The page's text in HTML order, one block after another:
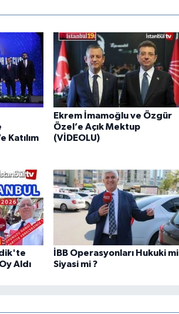
Katılım
Ekrem İmamoğlu ve Özgür
Özel’e Açık Mektup
(VİDEOLU)
Aldı
İBB Operasyonları Hukuki mi
Siyasi mi ?